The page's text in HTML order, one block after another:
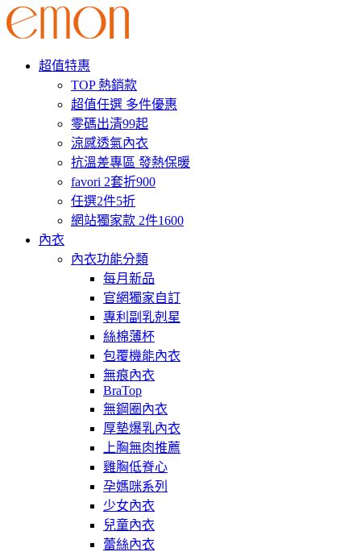
超值特惠
TOP 熱銷款
超值任選 多件優惠
零碼出清99起
涼感透氣內衣
抗溫差專區 發熱保暖
favori 2套折900
任選2件5折
網站獨家款 2件1600
內衣
內衣功能分類
每月新品
官網獨家自訂
專利副乳剋星
絲棉薄杯
包覆機能內衣
無痕內衣
BraTop
無鋼圈內衣
厚墊爆乳內衣
上胸無肉推薦
雞胸低脊心
孕媽咪系列
少女內衣
兒童內衣
蕾絲內衣